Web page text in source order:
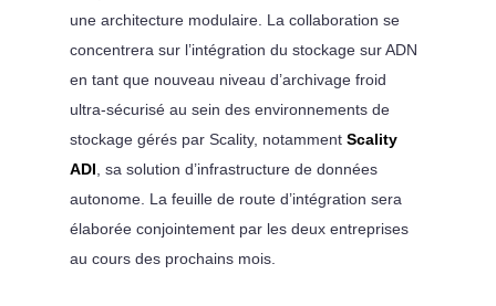
une architecture modulaire. La collaboration se
concentrera sur l’intégration du stockage sur ADN
en tant que nouveau niveau d’archivage froid
ultra-sécurisé au sein des environnements de
stockage gérés par Scality, notamment Scality
ADI , sa solution d’infrastructure de données
autonome. La feuille de route d’intégration sera
élaborée conjointement par les deux entreprises
au cours des prochains mois.